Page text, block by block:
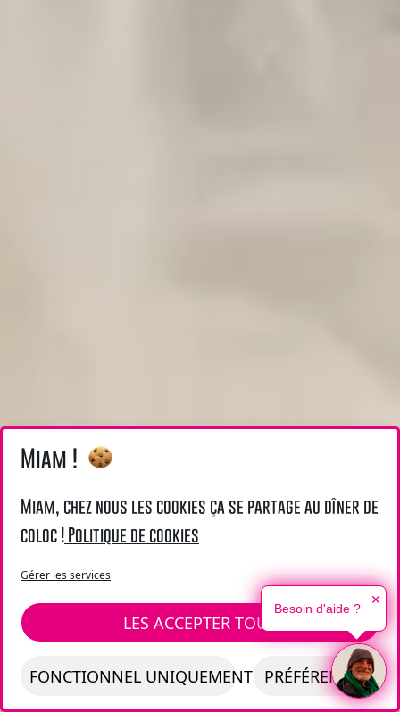
Miam !
Miam, chez nous les cookies ça se partage au dîner de
coloc ! Politique de cookies
Gérer les services
LES ACCEPTER TOUS
FONCTIONNEL UNIQUEMENT PRÉFÉRENCES
Besoin d'aide ?
✕